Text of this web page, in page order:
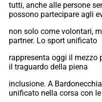
tutti, anche alle persone
possono partecipare agli
non solo come volontari,
partner. Lo sport unificato
rappresenta oggi il mezzo
il traguardo della piena
inclusione. A
unificato nella corsa con le